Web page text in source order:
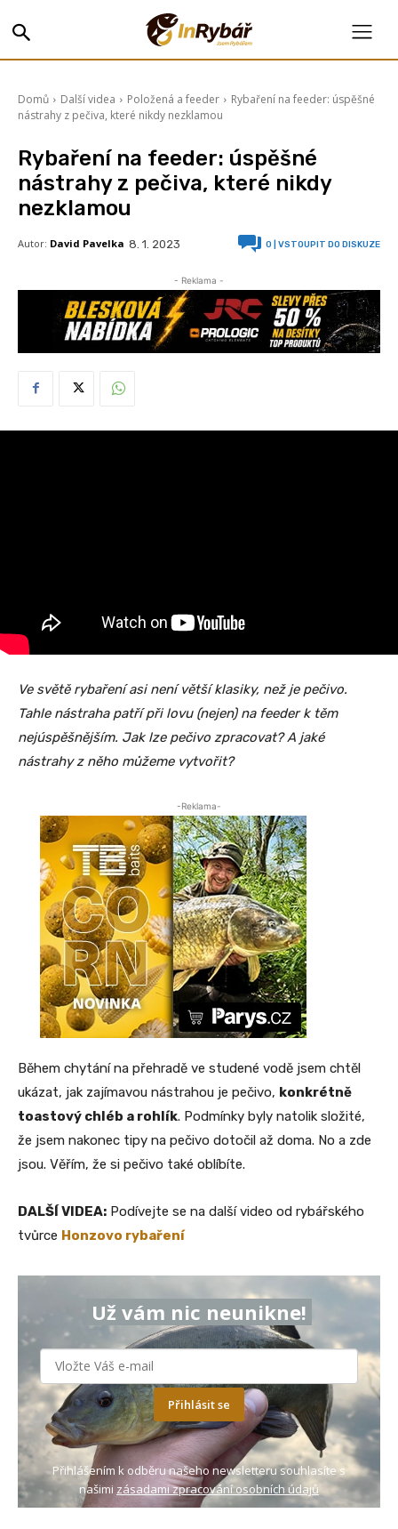
Domů Další videa Položená a feeder
Rybaření na feeder: úspěšné
nástrahy z pečiva, které nikdy nezklamou
Rybaření na feeder: úspěšné
nástrahy z pečiva, které nikdy
nezklamou
Autor: David Pavelka 8. 1. 2023 0 | VSTOUPIT DO DISKUZE
- Reklama -
Ve světě rybaření asi není větší klasiky, než je pečivo.
Tahle nástraha patří při lovu (nejen) na feeder k těm
nejúspěšnějším. Jak lze pečivo zpracovat? A jaké
nástrahy z něho můžeme vytvořit?
-Reklama-
Během chytání na přehradě ve studené vodě jsem chtěl
ukázat, jak zajímavou nástrahou je pečivo, konkrétně
toastový chléb a rohlík. Podmínky byly natolik složité,
že jsem nakonec tipy na pečivo dotočil až doma. No a zde
jsou. Věřím, že si pečivo také oblíbíte.
DALŠÍ VIDEA: Podívejte se na další video od rybářského
tvůrce Honzovo rybaření
Už vám nic neunikne!
Přihlásit se
Přihlášením k odběru našeho newsletteru souhlasíte s
našimi zásadami zpracování osobních údajů